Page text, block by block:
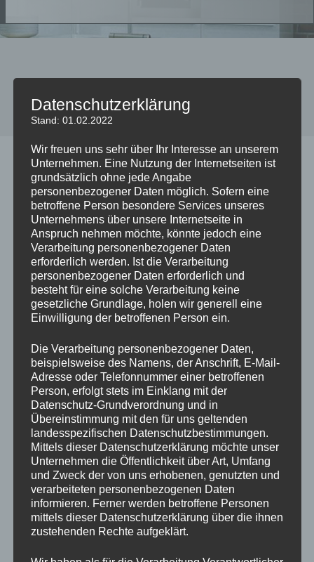
Notdienst
Not-Türöffnungen / Notdienst rund um die
Uhr
Ihr Vorteil:
wir öffnen Ihnen ins Schloss gefallene Türen,
Türen mit defekten Schössern oder wenn der
Schlüssel verloren oder abgebrochen ist. Auf
Anfrage öffnen wir Ihnen auch gerne
Sicherheitszylinder bis zur VDS-Klasse B.
Wir rechnen nachfesten Pauschalen ab, so
dass Sie bei der Abrechnung keine unliebsame
Überraschung erleben werden.
wir gehören zu den kostengünstigsten
Unternehmen in diesem Bereich
wir sind Mitglied im QSN-Fachverband
wir nehmen regelmäßig an Nachschulungen
durch die Fachverbände teil
Nutzen Sie unseren Fenster und Türen Reparaturdienst:
Notdienst in den Geschäftszeiten Mo-Fr. 8.00-
17.00 Uhr: 04321 – 6 30 61
Datenschutzerklärung
Stand: 01.02.2022
Wir freuen uns sehr über Ihr Interesse an unserem
Unternehmen. Eine Nutzung der Internetseiten ist
grundsätzlich ohne jede Angabe
personenbezogener Daten möglich. Sofern eine
betroffene Person besondere Services unseres
Unternehmens über unsere Internetseite in
Anspruch nehmen möchte, könnte jedoch eine
Verarbeitung personenbezogener Daten
erforderlich werden. Ist die Verarbeitung
personenbezogener Daten erforderlich und
besteht für eine solche Verarbeitung keine
gesetzliche Grundlage, holen wir generell eine
Einwilligung der betroffenen Person ein.
Die Verarbeitung personenbezogener Daten,
beispielsweise des Namens, der Anschrift, E-Mail-
Adresse oder Telefonnummer einer betroffenen
Person, erfolgt stets im Einklang mit der
Datenschutz-Grundverordnung und in
Übereinstimmung mit den für uns geltenden
landesspezifischen Datenschutzbestimmungen.
Mittels dieser Datenschutzerklärung möchte unser
Unternehmen die Öffentlichkeit über Art, Umfang
und Zweck der von uns erhobenen, genutzten und
verarbeiteten personenbezogenen Daten
informieren. Ferner werden betroffene Personen
mittels dieser Datenschutzerklärung über die ihnen
zustehenden Rechte aufgeklärt.